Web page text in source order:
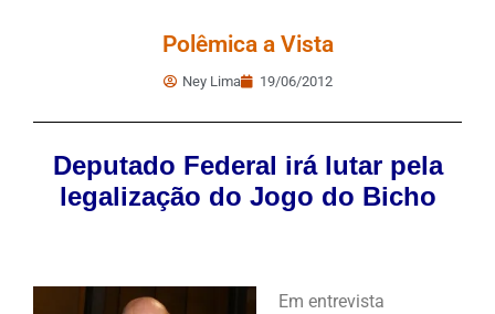
Polêmica a Vista
Ney Lima 19/06/2012
Deputado Federal irá lutar pela
legalização do Jogo do Bicho
Em entrevista